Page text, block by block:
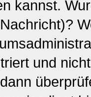
kannst.
und